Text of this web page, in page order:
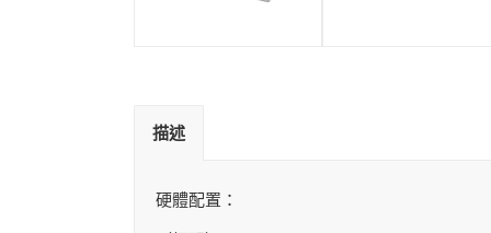
描述
硬體配置：